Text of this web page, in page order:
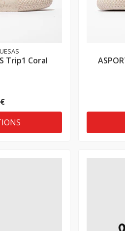
Trip1 Coral